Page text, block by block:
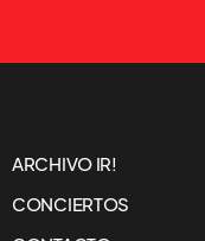
ARCHIVO IR!
CONCIERTOS